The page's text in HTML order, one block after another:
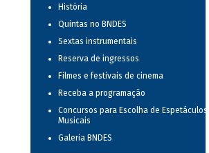
História
Quintas no BNDES
Sextas instrumentais
Reserva de ingressos
Filmes e festivais de cinema
Receba a programação
Concursos para Escolha de Espetáculos
Musicais
Galeria BNDES